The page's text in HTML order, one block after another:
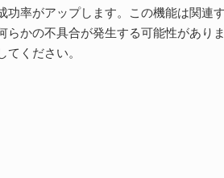
功率がアップします。この機能は関連
らかの不具合が発生する可能性があり
てください。